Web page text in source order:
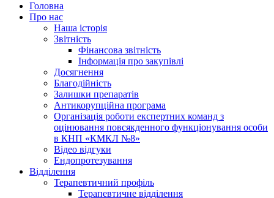
Головна
Про нас
Наша історія
Звітність
Фінансова звітність
Інформація про закупівлі
Досягнення
Благодійність
Залишки препаратів
Антикорупційна програма
Організація роботи експертних команд з
оцінювання повсякденного функціонування особи
в КНП «КМКЛ №8»
Відео відгуки
Ендопротезування
Відділення
Терапевтичний профіль
Терапевтичне відділення